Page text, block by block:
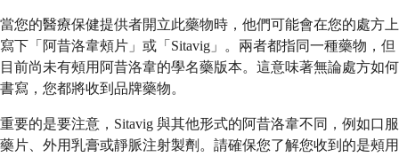
當您的醫療保健提供者開立此藥物時，他們可能會在您的處方上
寫下「阿昔洛韋頰片」或「Sitavig」。兩者都指同一種藥物，但
目前尚未有頰用阿昔洛韋的學名藥版本。這意味著無論處方如何
書寫，您都將收到品牌藥物。
重要的是要注意，Sitavig 與其他形式的阿昔洛韋不同，例如口服
藥片、外用乳膏或靜脈注射製劑。請確保您了解您收到的是頰用